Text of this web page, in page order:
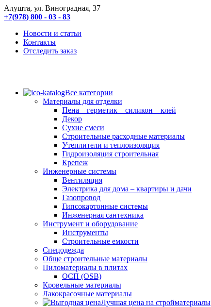
Алушта, ул. Виноградная, 37
+7(978) 800 - 03 - 83
Новости и статьи
Контакты
Отследить заказ
Все категории
Материалы для отделки
Пена – герметик – силикон – клей
Декор
Сухие смеси
Строительные расходные материалы
Утеплители и теплоизоляция
Гидроизоляция строительная
Крепеж
Инженерные системы
Вентиляция
Электрика для дома – квартиры и дачи
Газопровод
Гипсокартонные системы
Инженерная сантехника
Инструмент и оборудование
Инструменты
Строительные емкости
Спецодежда
Обще строительные материалы
Пиломатериалы в плитах
ОСП (OSB)
Кровельные материалы
Лакокрасочные материалы
Лучшая цена на стройматериалы